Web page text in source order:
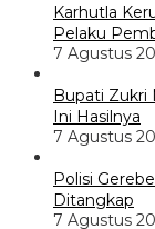
Karhutla
Pelaku
7 Agustus
Bupati Zukri
Ini Hasilnya
7 Agustus
Polisi
Ditangkap
7 Agustus